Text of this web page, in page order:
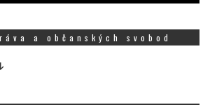
a občanských svobod